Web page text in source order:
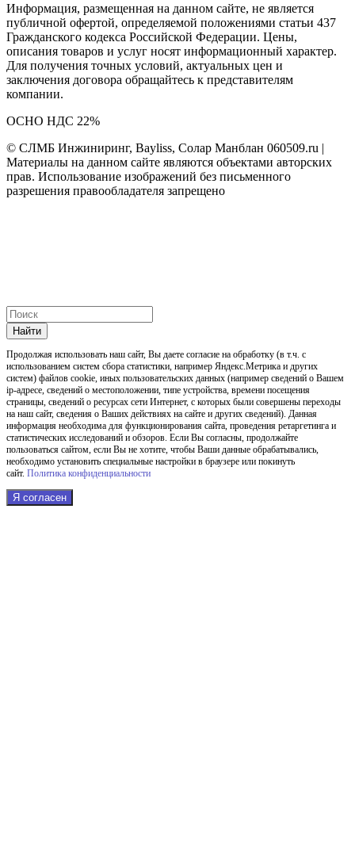
Информация, размещенная на данном сайте, не является
публичной офертой, определяемой положениями статьи 437
Гражданского кодекса Российской Федерации. Цены,
описания товаров и услуг носят информационный характер.
Для получения точных условий, актуальных цен и
заключения договора обращайтесь к представителям
компании.
ОСНО НДС 22%
© СЛМБ Инжиниринг, Bayliss, Солар Манблан 060509.ru |
Материалы на данном сайте являются объектами авторских
прав. Использование изображений без письменного
разрешения правообладателя запрещено
Найти
Продолжая использовать наш cайт, Вы даете согласие на обработку (в т.ч. с
использованием систем сбора статистики, например Яндекс.Метрика и других
систем) файлов cookie, иных пользовательских данных (например сведений о Вашем
ip-адресе, сведений о местоположении, типе устройства, времени посещения
страницы, сведений о ресурсах сети Интернет, с которых были совершены переходы
на наш сайт, сведения о Ваших действиях на сайте и других сведений). Данная
информация необходима для функционирования сайта, проведения ретаргетинга и
статистических исследований и обзоров. Если Вы согласны, продолжайте
пользоваться сайтом, если Вы не хотите, чтобы Ваши данные обрабатывались,
необходимо установить специальные настройки в браузере или покинуть
сайт. Политика конфиденциальности
Я согласен